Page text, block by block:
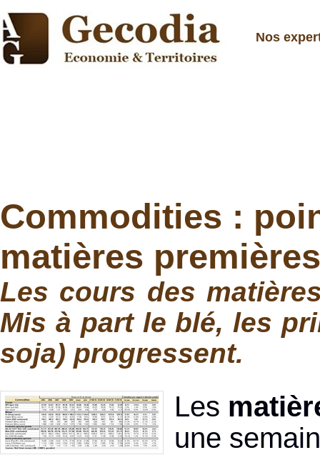
Nos
Commodities :
matières
Les cours des
Mis à part le blé, les
soja) progressent.
Les
une